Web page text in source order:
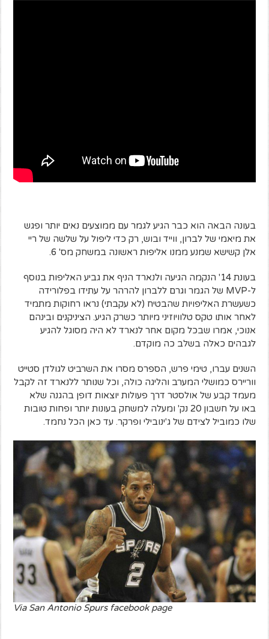
בעונה הבאה הוא כבר הגיע לגמר עם ממוצעים נאים יותר ופגש
את מיאמי של לברון, ווייד ובוש, רק כדי ליפול על שלשה של ריי
אלן קשישא שמנע ממנו אליפות ראשונה במשחק מס' 6.
בעונת 14' הנקמה הגיעה ולנארד הניף את גביע האליפות בנוסף
ל-MVP של הגמר וגרם ללברון להרהר על עתידו בפלורידה
כשעשרת האליפויות שהבטיח (לא עקבתי) נראו רחוקות מתמיד
לאחר אותו טקס טלוויוזיני מיותר כשרק הגיע. הציניקנים ובינהם
אנוכי, אמרו שבכל מקום אחר לנארד לא היה מסוגל להגיע
לגבהים כאלה בשלב כה מוקדם.
השנים עברו, טימי פרש, הספרס מסרו את השרביט לגולדן סטייט
ווריירס כמושלי המערב והליגה כולה, וכל שנותר ללנארד זה לקבל
מעמד קבע של אולסטר דרך פעולות יוצאות דופן בהגנה שלא
באו על חשבון 20 נק' ומעלה למשחק בעונות יותר ופחות טובות
שלו כמוביל לצידם של ג'ינובילי ופרקר. עד כאן הכל נחמד.
Via San Antonio Spurs facebook page